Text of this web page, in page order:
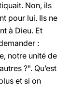
Non, ils
pour lui. Ils ne
à Dieu. Et
:
notre unité de
?". Qu’est
et si on